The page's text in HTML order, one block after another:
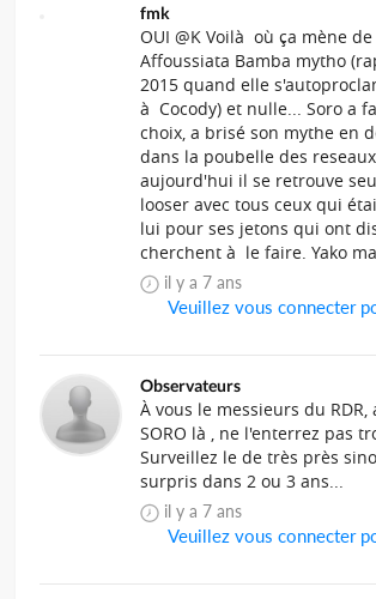
fmk
OUI @K Voilà où ça mène
Affoussiata Bamba mytho
2015 quand elle
à Cocody) et nulle... Soro a
choix, a brisé son mythe en
dans la poubelle des
aujourd'hui il se retrouve
looser avec tous ceux qui
lui pour ses jetons qui ont
cherchent à le faire. Yako
il y a 7 ans
Veuillez vous connecter
Observateurs
À vous le messieurs du
SORO là , ne l'enterrez pas
Surveillez le de très près
surpris dans 2 ou 3 ans...
il y a 7 ans
Veuillez vous connecter